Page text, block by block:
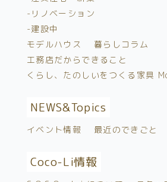
-リノベーション
-建設中
モデルハウス
暮らしコラム
工務店だからできること
くらし、たのしいをつくる家具
NEWS&Topics
イベント情報 最近のできごと
Coco-Li情報